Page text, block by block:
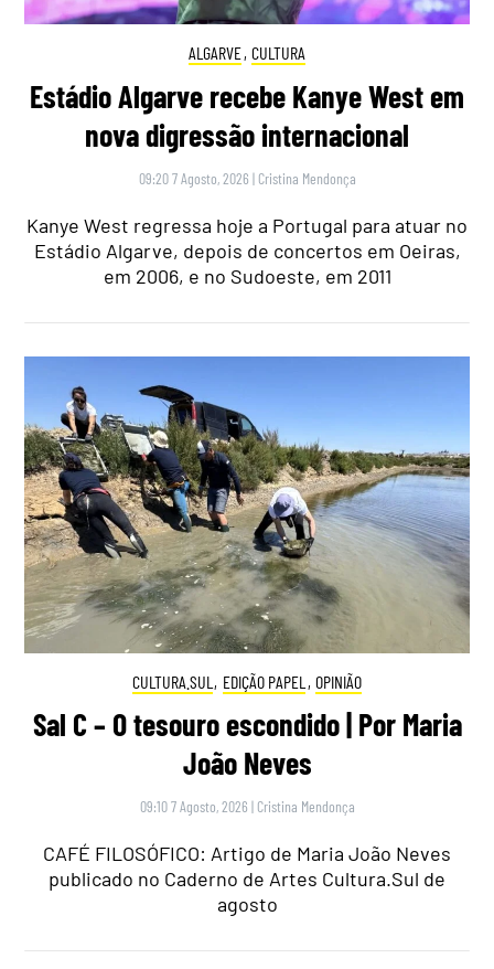
ALGARVE, CULTURA
Estádio Algarve recebe Kanye West em
nova digressão internacional
09:20 7 Agosto, 2026 | Cristina Mendonça
Kanye West regressa hoje a Portugal para atuar no
Estádio Algarve, depois de concertos em Oeiras,
em 2006, e no Sudoeste, em 2011
CULTURA.SUL , EDIÇÃO PAPEL , OPINIÃO
Sal C – O tesouro escondido | Por Maria
João Neves
09:10 7 Agosto, 2026 | Cristina Mendonça
CAFÉ FILOSÓFICO: Artigo de Maria João Neves
publicado no Caderno de Artes Cultura.Sul de
agosto